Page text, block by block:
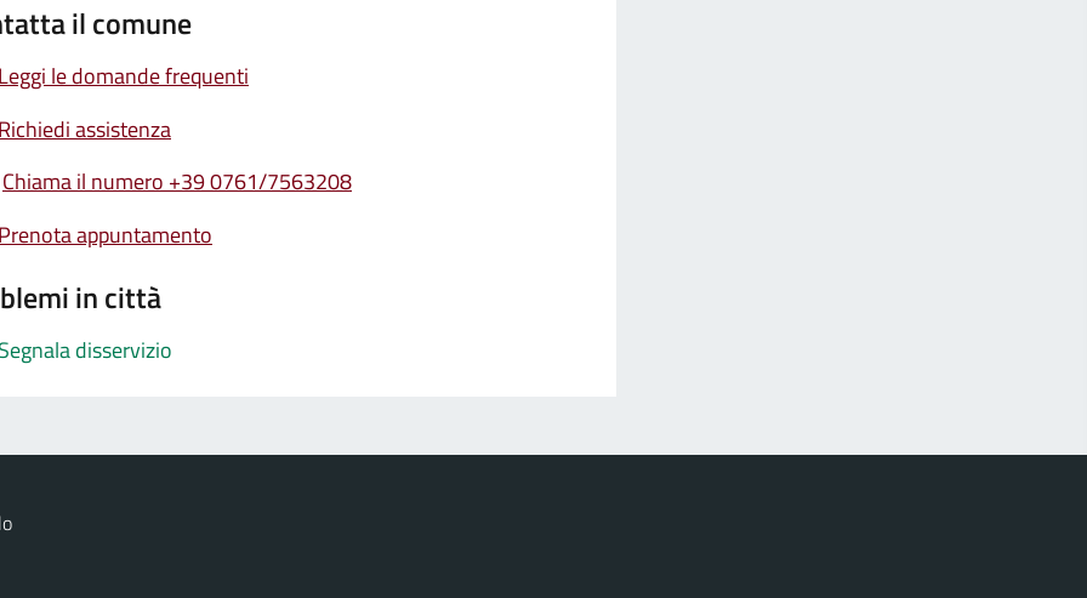
il comune
Leggi le domande frequenti
Richiedi assistenza
Chiama il numero +39 0761/7563208
Prenota appuntamento
in città
Segnala disservizio